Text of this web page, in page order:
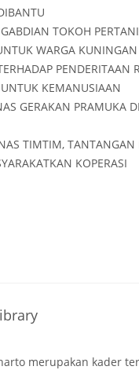
merupakan kader